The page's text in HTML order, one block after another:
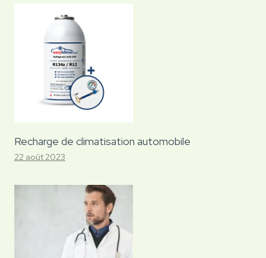
Recharge de climatisation automobile
22 août 2023